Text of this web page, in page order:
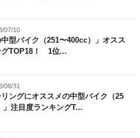
07/10
中型バイク（251〜400cc）」オスス
グTOP18！ 1位...
08/31
リングにオススメの中型バイク（25
」注目度ランキングT...